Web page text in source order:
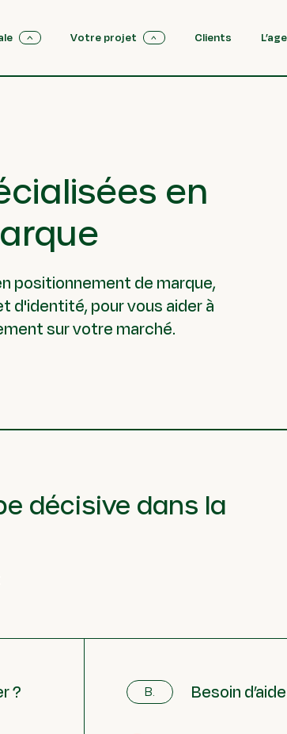
Votre projet Clients
en
positionnement de marque,
pour vous aider à
sur votre marché.
décisive dans la
? B. Besoin